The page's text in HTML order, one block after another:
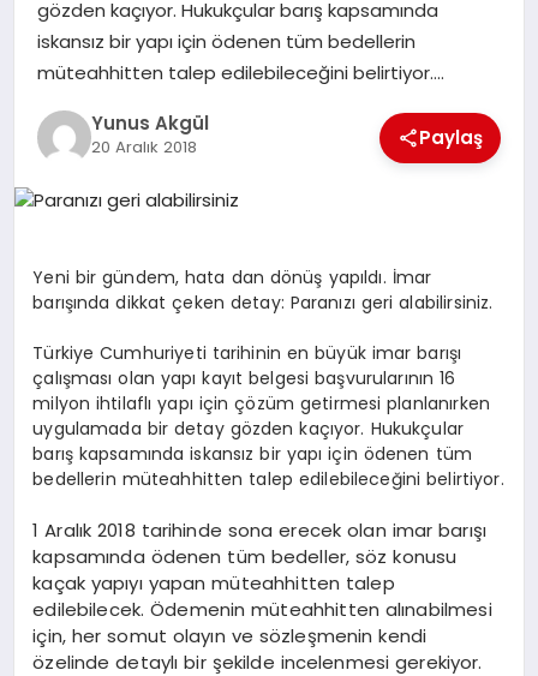
PAZARCIK
KÜNYE
NURHAK
gözden kaçıyor. Hukukçular barış kapsamında
iskansız bir yapı için ödenen tüm bedellerin
müteahhitten talep edilebileceğini belirtiyor….
Yunus Akgül
20 Aralık 2018 Paylaş
Yeni bir gündem, hata dan dönüş yapıldı. İmar
barışında dikkat çeken detay: Paranızı geri alabilirsiniz.
Türkiye Cumhuriyeti tarihinin en büyük imar barışı
çalışması olan yapı kayıt belgesi başvurularının 16
milyon ihtilaflı yapı için çözüm getirmesi planlanırken
uygulamada bir detay gözden kaçıyor. Hukukçular
barış kapsamında iskansız bir yapı için ödenen tüm
bedellerin müteahhitten talep edilebileceğini belirtiyor.
1 Aralık 2018 tarihinde sona erecek olan imar barışı
kapsamında ödenen tüm bedeller, söz konusu
kaçak yapıyı yapan müteahhitten talep
edilebilecek. Ödemenin müteahhitten alınabilmesi
için, her somut olayın ve sözleşmenin kendi
özelinde detaylı bir şekilde incelenmesi gerekiyor.